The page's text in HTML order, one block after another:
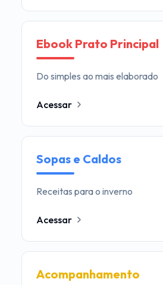
Ebook Prato Principal
Do simples ao mais elaborado
Acessar
Sopas e Caldos
Receitas para o inverno
Acessar
Acompanhamento